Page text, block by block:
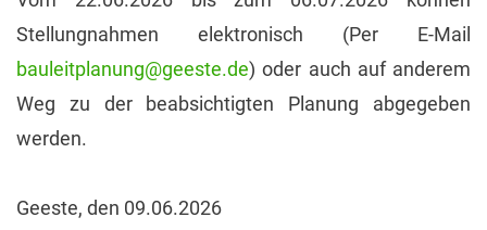
Stellungnahmen elektronisch (Per E-Mail
bauleitplanung@geeste.de) oder auch auf anderem
Weg zu der beabsichtigten Planung abgegeben
werden.
Geeste, den 09.06.2026